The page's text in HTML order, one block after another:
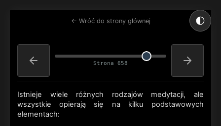
🌓
← Wróć do strony głównej
Strona 658
Istnieje wiele różnych rodzajów medytacji, ale
wszystkie opierają się na kilku podstawowych
elementach: